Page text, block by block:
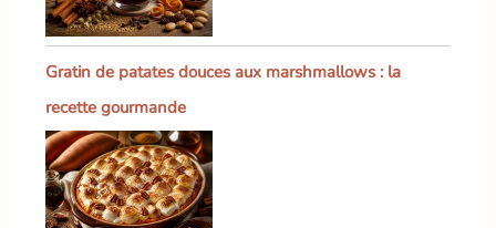
Gratin de patates douces aux marshmallows : la
recette gourmande